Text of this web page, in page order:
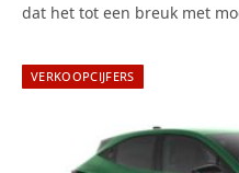
dat het tot een breuk met
VERKOOPCIJFERS